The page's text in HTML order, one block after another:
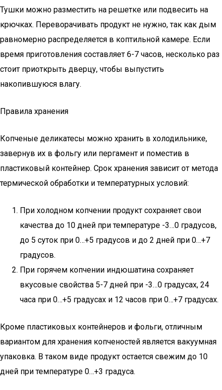
Тушки можно разместить на решетке или подвесить на
крючках. Переворачивать продукт не нужно, так как дым
равномерно распределяется в коптильной камере. Если
время приготовления составляет 6-7 часов, несколько раз
стоит приоткрыть дверцу, чтобы выпустить
накопившуюся влагу.
Правила хранения
Копченые деликатесы можно хранить в холодильнике,
завернув их в фольгу или пергамент и поместив в
пластиковый контейнер. Срок хранения зависит от метода
термической обработки и температурных условий:
При холодном копчении продукт сохраняет свои
качества до 10 дней при температуре -3…0 градусов,
до 5 суток при 0…+5 градусов и до 2 дней при 0…+7
градусов.
При горячем копчении индюшатина сохраняет
вкусовые свойства 5-7 дней при -3…0 градусах, 24
часа при 0…+5 градусах и 12 часов при 0…+7 градусах.
Кроме пластиковых контейнеров и фольги, отличным
вариантом для хранения копченостей является вакуумная
упаковка. В таком виде продукт остается свежим до 10
дней при температуре 0…+3 градуса.